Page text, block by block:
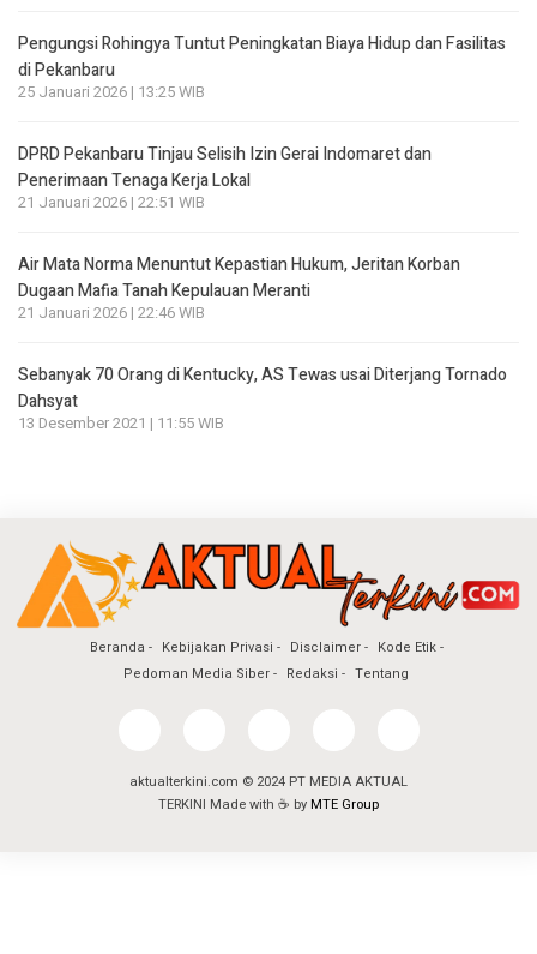
Pengungsi Rohingya Tuntut Peningkatan Biaya Hidup dan Fasilitas
di Pekanbaru
25 Januari 2026 | 13:25 WIB
DPRD Pekanbaru Tinjau Selisih Izin Gerai Indomaret dan
Penerimaan Tenaga Kerja Lokal
21 Januari 2026 | 22:51 WIB
Air Mata Norma Menuntut Kepastian Hukum, Jeritan Korban
Dugaan Mafia Tanah Kepulauan Meranti
21 Januari 2026 | 22:46 WIB
Sebanyak 70 Orang di Kentucky, AS Tewas usai Diterjang Tornado
Dahsyat
13 Desember 2021 | 11:55 WIB
Beranda Kebijakan Privasi Disclaimer
Kode Etik
Pedoman Media Siber
Redaksi Tentang
aktualterkini.com © 2024 PT MEDIA AKTUAL
TERKINI Made with ☕ by MTE Group